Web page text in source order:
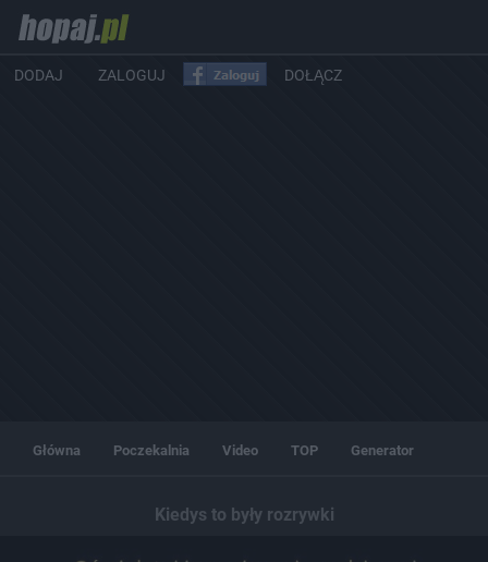
DODAJ ZALOGUJ DOŁĄCZ
Główna Poczekalnia Video TOP Generator
Kiedys to były rozrywki